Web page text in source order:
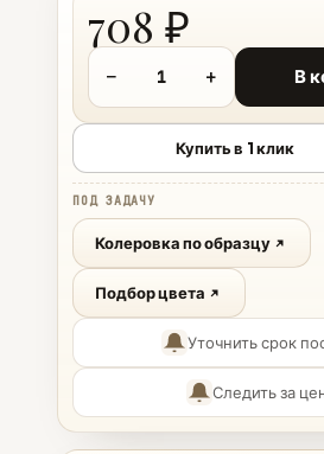
708 ₽
− + В
Купить в 1 клик
ПОД ЗАДАЧУ
Колеровка по образцу
Подбор цвета
Уточнить срок
Следить за